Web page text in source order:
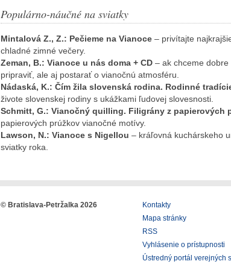
Populárno-náučné na sviatky
Mintalová Z., Z.: Pečieme na Vianoce – privítajte
chladné zimné večery.
Zeman, B.: Vianoce u nás doma + CD – ak chceme
pripraviť, ale aj postarať o vianočnú atmosféru.
Nádaská, K.: Čím žila slovenská rodina. Rodinné
živote slovenskej rodiny s ukážkami ľudovej slovesnosti.
Schmitt, G.: Vianočný quilling. Filigrány z papierových
papierových prúžkov vianočné motívy.
Lawson, N.: Vianoce s Nigellou – kráľovná kuchárskeho
sviatky roka.
© Bratislava-Petržalka 2026
Kontakty
Mapa stránky
RSS
Vyhlásenie o prístupnosti
Ústredný portál verejných